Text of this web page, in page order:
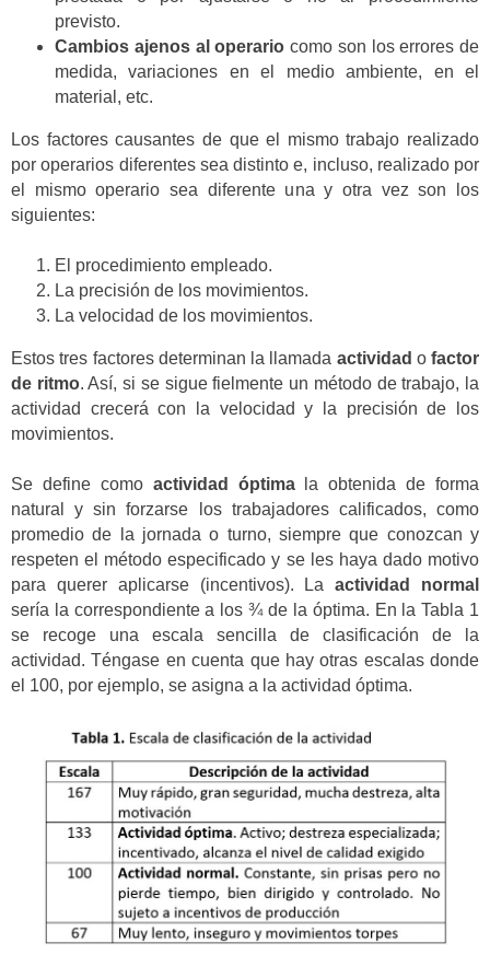
previsto.
Cambios ajenos al operario como son los errores de
medida, variaciones en el medio ambiente, en el
material, etc.
Los factores causantes de que el mismo trabajo realizado
por operarios diferentes sea distinto e, incluso, realizado por
el mismo operario sea diferente una y otra vez son los
siguientes:
El procedimiento empleado.
La precisión de los movimientos.
La velocidad de los movimientos.
Estos tres factores determinan la llamada actividad o factor
de ritmo. Así, si se sigue fielmente un método de trabajo, la
actividad crecerá con la velocidad y la precisión de los
movimientos.
Se define como actividad óptimala obtenida de forma
natural y sin forzarse los trabajadores calificados, como
promedio de la jornada o turno, siempre que conozcan y
respeten el método especificado y se les haya dado motivo
para querer aplicarse (incentivos). Laactividad normal
sería la correspondiente a los ¾ de la óptima. En la Tabla 1
se recoge una escala sencilla de clasificación de la
actividad. Téngase en cuenta que hay otras escalas donde
el 100, por ejemplo, se asigna a la actividad óptima.